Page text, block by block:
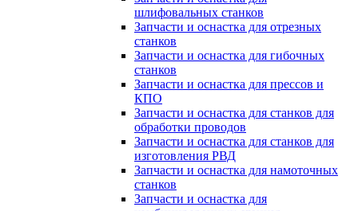
шлифовальных станков
Запчасти и оснастка для отрезных
станков
Запчасти и оснастка для гибочных
станков
Запчасти и оснастка для прессов и
КПО
Запчасти и оснастка для станков для
обработки проводов
Запчасти и оснастка для станков для
изготовления РВД
Запчасти и оснастка для намоточных
станков
Запчасти и оснастка для